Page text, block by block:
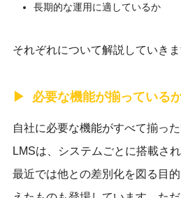
長期的な運用に適しているか
それぞれについて解説していきま
必要な機能が揃っている
自社に必要な機能がすべて揃っ
LMSは、システムごとに搭載さ
最近では他との差別化を図る目